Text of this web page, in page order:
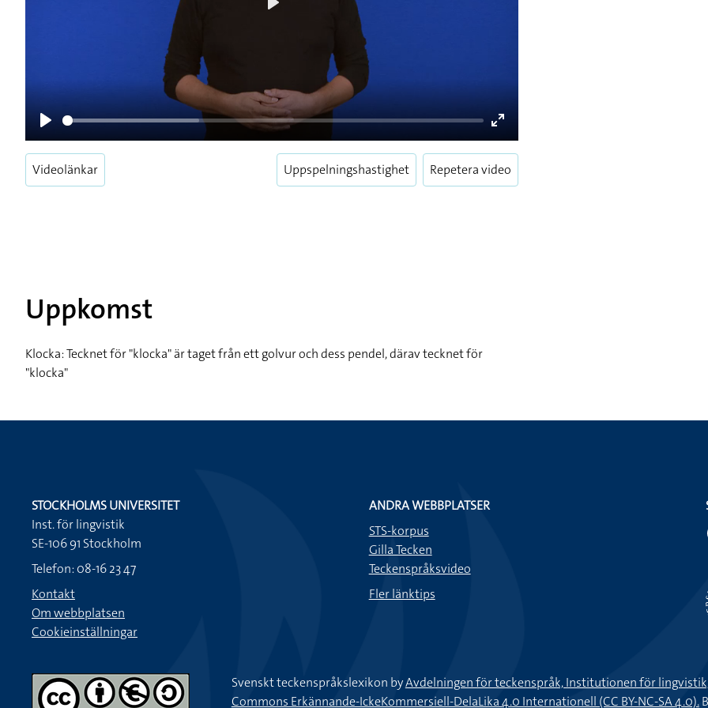
Play
Enter
fullscreen
Videolänkar Uppspelningshastighet Repetera video
Uppkomst
Klocka: Tecknet för "klocka" är taget från ett golvur och dess pendel, därav tecknet för
"klocka"
STOCKHOLMS UNIVERSITET
Inst. för lingvistik
SE-106 91 Stockholm
Telefon: 08-16 23 47
Kontakt
Om webbplatsen
Cookieinställningar
ANDRA WEBBPLATSER
STS-korpus
Gilla Tecken
Teckenspråksvideo
Fler länktips
Svenskt teckenspråkslexikon byAvdelningen för teckenspråk, Institutionen för
Commons Erkännande-IckeKommersiell-DelaLika 4.0 Internationell (CC BY-NC-SA 4.0).